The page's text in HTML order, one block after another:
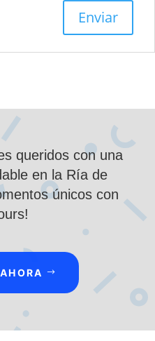
queridos con una
en la Ría de
únicos con